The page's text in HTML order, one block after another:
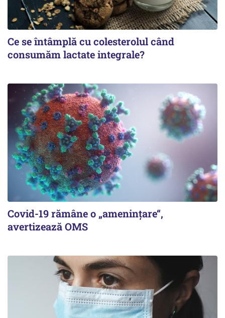
Ce se întâmplă cu colesterolul când
consumăm lactate integrale?
Covid-19 rămâne o „ameninţare“,
avertizează OMS